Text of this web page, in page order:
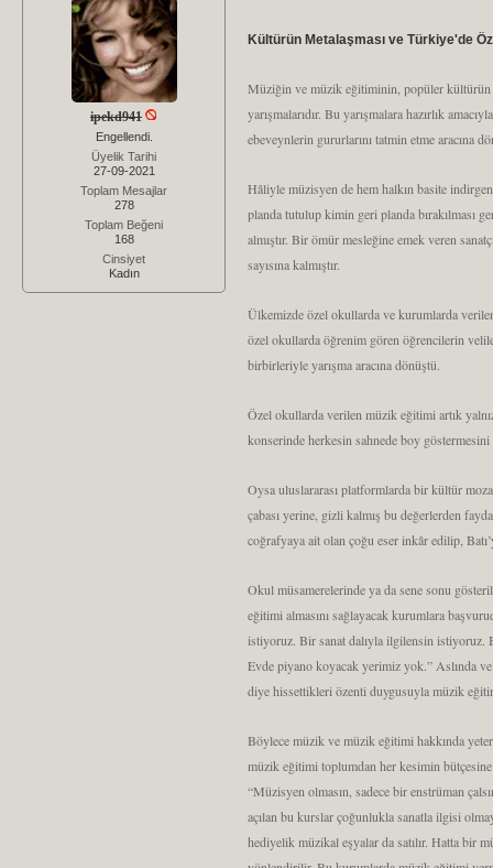
ipekd941
Engellendi.
Üyelik Tarihi
27-09-2021
Toplam Mesajlar
278
Toplam Beğeni
168
Cinsiyet
Kadın
Kültürün Metalaşması ve Türkiye'de
Müziğin ve müzik eğitiminin, popüler kültürün
yarışmalarıdır. Bu yarışmalara hazırlık
ebeveynlerin gururlarını tatmin etme aracına
Hâliyle müzisyen de hem halkın basite
planda tutulup kimin geri planda bırakılması
almıştır. Bir ömür mesleğine emek veren
sayısına kalmıştır.
Ülkemizde özel okullarda ve kurumlarda
özel okullarda öğrenim gören öğrencilerin
birbirleriyle yarışma aracına dönüştü.
Özel okullarda verilen müzik eğitimi artık
konserinde herkesin sahnede boy
Oysa uluslararası platformlarda bir kültür
çabası yerine, gizli kalmış bu değerlerden
coğrafyaya ait olan çoğu eser inkâr edilip,
Okul müsamerelerinde ya da sene sonu
eğitimi almasını sağlayacak kurumlara
istiyoruz. Bir sanat dalıyla ilgilensin istiyoruz.
Evde piyano koyacak yerimiz yok.” Aslında
diye hissettikleri özenti duygusuyla müzik
Böylece müzik ve müzik eğitimi hakkında
müzik eğitimi toplumdan her kesimin
“Müzisyen olmasın, sadece bir enstrüman
açılan bu kurslar çoğunlukla sanatla ilgisi
hediyelik müzikal eşyalar da satılır. Hatta bir